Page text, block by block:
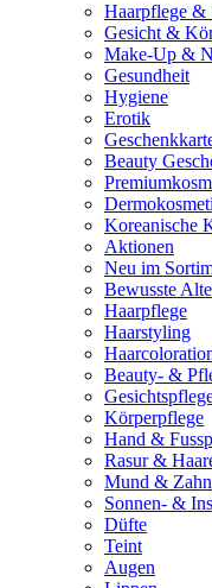
Haarpflege &
Gesicht &
Make-Up &
Gesundheit
Hygiene
Erotik
Beauty
Koreanische
Aktionen
Neu im
Bewusste
Haarpflege
Haarstyling
Beauty- &
Körperpflege
Hand &
Rasur &
Mund &
Sonnen- &
Düfte
Teint
Augen